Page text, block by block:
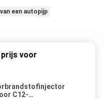
een autopijp
voor
C12-